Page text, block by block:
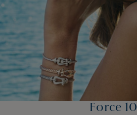
Force 10